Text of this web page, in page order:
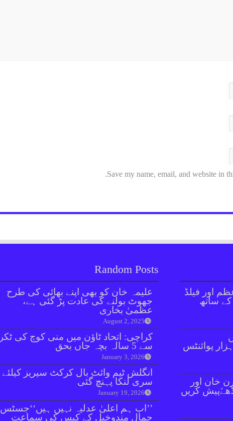
Save my name, email, and website in
Random Posts
علیمہ خان کو بھی اپنے بھائی کی طرح
جھوٹ بولنے کی عادت پڑ گئی ہے،
عظمیٰ بخاری
August 2, 2025
کراچی: اتحاد ٹاؤن میں منی کوچ کی ٹکر
سے 5 سالہ بچہ جاں بحق
January 3, 2026
انگلش ٹیم وائٹ بال کرکٹ سیریز کیلئے
سری لنکا پہنچ گئی
January 19, 2026
’’اب ہم اعلیٰ عدلیہ نہیں ہیں‘‘جسٹس
جمال مندوخیل کے کیس کی سماعت
اور فیلڈ
ساتھ
ایک لاکھ 81 ہزار پوائنٹس
خان اور
کریں